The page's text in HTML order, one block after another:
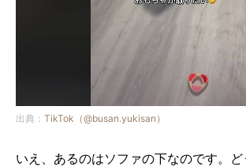
出典： TikTok（@busan.yukisan）
いえ、あるのはソファの下なのです。ど